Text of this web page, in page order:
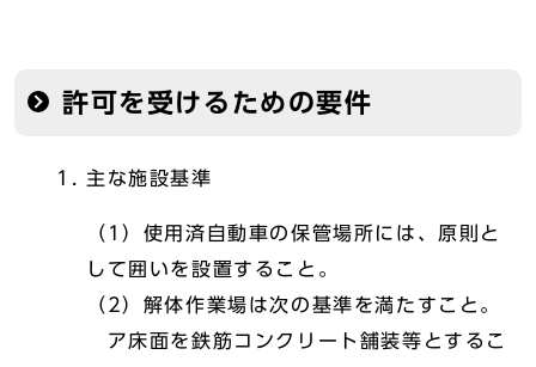
許可を受けるための要件
主な施設基準
（1）使用済自動車の保管場所には、原則と
して囲いを設置すること。
（2）解体作業場は次の基準を満たすこと。
ア床面を鉄筋コンクリート舗装等とするこ